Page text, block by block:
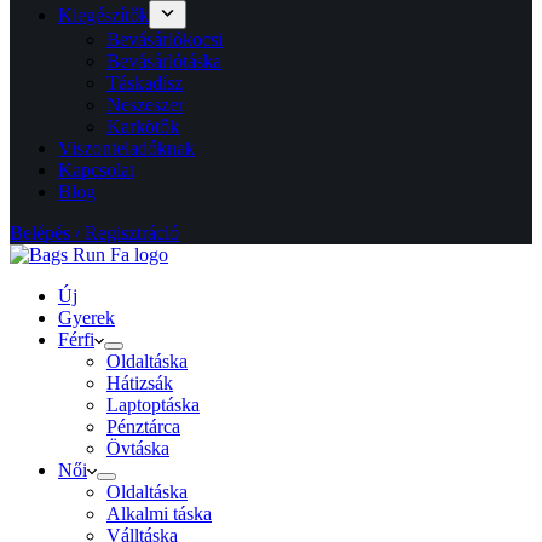
Kiegészítők
Bevásárlókocsi
Bevásárlótáska
Táskadísz
Neszeszer
Karkötők
Viszonteladóknak
Kapcsolat
Blog
Belépés / Regisztráció
Új
Gyerek
Férfi
Oldaltáska
Hátizsák
Laptoptáska
Pénztárca
Övtáska
Női
Oldaltáska
Alkalmi táska
Válltáska